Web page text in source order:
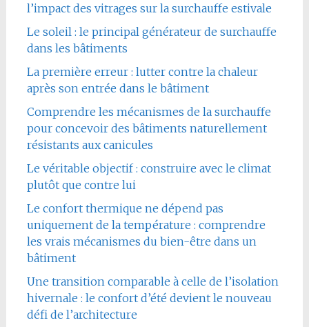
l’impact des vitrages sur la surchauffe estivale
Le soleil : le principal générateur de surchauffe
dans les bâtiments
La première erreur : lutter contre la chaleur
après son entrée dans le bâtiment
Comprendre les mécanismes de la surchauffe
pour concevoir des bâtiments naturellement
résistants aux canicules
Le véritable objectif : construire avec le climat
plutôt que contre lui
Le confort thermique ne dépend pas
uniquement de la température : comprendre
les vrais mécanismes du bien-être dans un
bâtiment
Une transition comparable à celle de l’isolation
hivernale : le confort d’été devient le nouveau
défi de l’architecture